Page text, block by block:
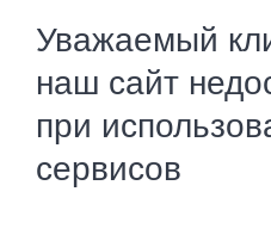
Уважаемый
наш сайт
при
сервисов